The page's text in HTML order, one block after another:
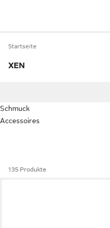
Startseite
XEN
Schmuck
Accessoires
135 Produkte